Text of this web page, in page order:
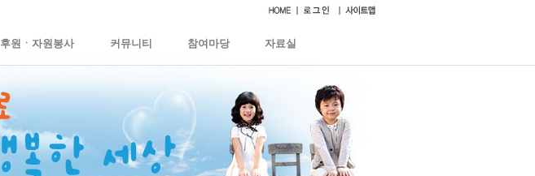
후원ㆍ자원봉사 커뮤니티 참여마당 자료실